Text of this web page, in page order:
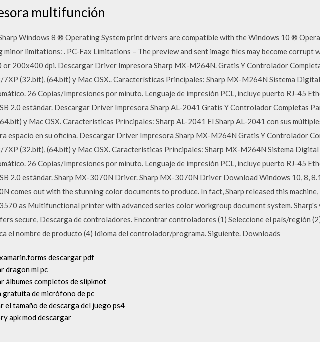
multifunción
Windows 8 ® Operating System print drivers are compatible with the Windows 10 ®
limitations: . PC-Fax Limitations – The preview and sent image files may become corrupt
or 200x400 dpi. Descargar Driver Impresora Sharp MX-M264N. Gratis Y Controlador
(32.bit), (64.bit) y Mac OSX.. Características Principales: Sharp MX-M264N Sistema
26 Copias/Impresiones por minuto. Lenguaje de impresión PCL, incluye puerto RJ-45
2.0 estándar. Descargar Driver Impresora Sharp AL-2041 Gratis Y Controlador Completas
y Mac OSX. Características Principales: Sharp AL-2041 El Sharp AL-2041 con sus
espacio en su oficina. Descargar Driver Impresora Sharp MX-M264N Gratis Y Controlador
(32.bit), (64.bit) y Mac OSX. Características Principales: Sharp MX-M264N Sistema
26 Copias/Impresiones por minuto. Lenguaje de impresión PCL, incluye puerto RJ-45
2.0 estándar. Sharp MX-3070N Driver. Sharp MX-3070N Driver Download Windows 10, 8,
comes out with the stunning color documents to produce. In fact, Sharp released this
as Multifunctional printer with advanced series color workgroup document system.
secure, Descarga de controladores. Encontrar controladores (1) Seleccione el país/región
el nombre de producto (4) Idioma del controlador/programa. Siguiente. Downloads
descargar pdf
dragon ml pc
álbumes completos de slipknot
gratuita de micrófono de pc
el tamaño de descarga del juego ps4
apk mod descargar